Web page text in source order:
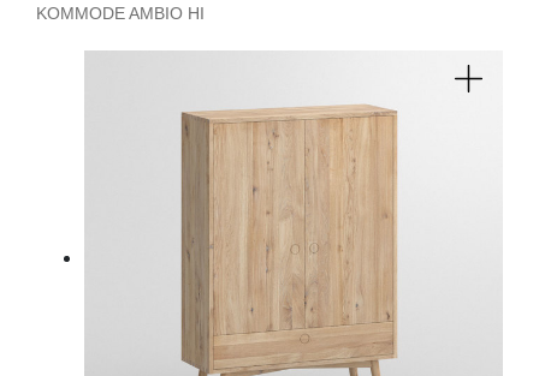
KOMMODE AMBIO HI